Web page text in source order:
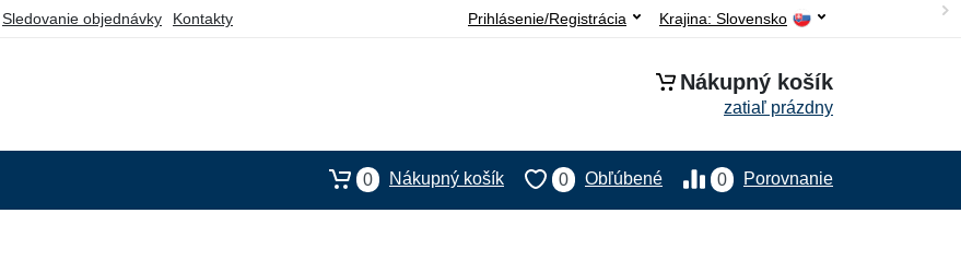
Sledovanie objednávky Kontakty Krajina: Slovensko
Prihlásenie/Registrácia
Nákupný košík
zatiaľ prázdny
0 Porovnanie
0 Obľúbené
0 Nákupný košík